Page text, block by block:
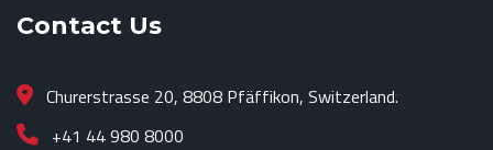
Contact Us
Churerstrasse 20, 8808 Pfäffikon, Switzerland.
+41 44 980 8000